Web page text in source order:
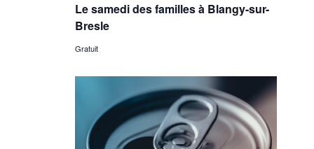
Le samedi des familles à Blangy-sur-
Bresle
Gratuit